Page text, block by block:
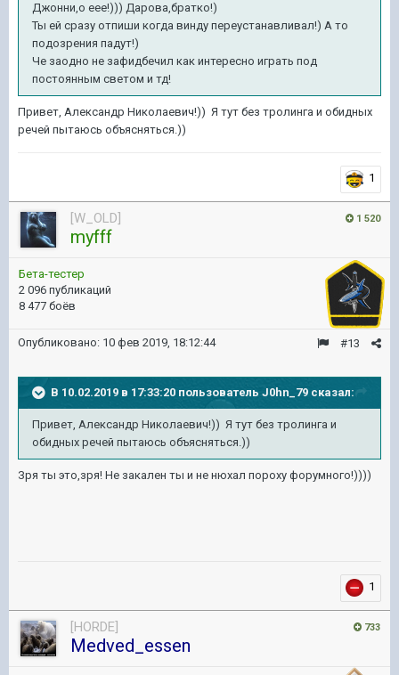
Джонни,о еее!))) Дарова,братко!)
Ты ей сразу отпиши когда винду переустанавливал!) А то
подозрения падут!)
Че заодно не зафидбечил как интересно играть под
постоянным светом и тд!
Привет, Александр Николаевич!)) Я тут без тролинга и обидных
речей пытаюсь объясняться.))
1
1 520
[W_OLD]
myfff
Бета-тестер
2 096 публикаций
8 477 боёв
#13
Опубликовано: 10 фев 2019, 18:12:44
В 10.02.2019 в 17:33:20 пользователь J0hn_79 сказал:
Привет, Александр Николаевич!)) Я тут без тролинга и
обидных речей пытаюсь объясняться.))
Зря ты это,зря! Не закален ты и не нюхал пороху форумного!))))
1
733
[HORDE]
Medved_essen